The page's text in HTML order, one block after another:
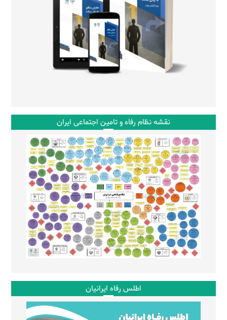
نقشه نظام رفاه و تامین اجتماعی ایران
اطلس رفاه ایرانیان